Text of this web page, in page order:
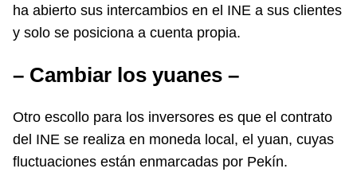
ha abierto sus intercambios en el INE a sus clientes
y solo se posiciona a cuenta propia.
– Cambiar los yuanes –
Otro escollo para los inversores es que el contrato
del INE se realiza en moneda local, el yuan, cuyas
fluctuaciones están enmarcadas por Pekín.